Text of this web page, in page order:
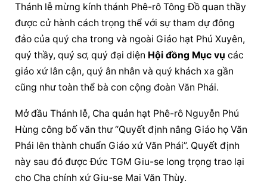
Thánh lễ mừng kính thánh Phê-rô Tông Đồ quan thầy
được cử hành cách trọng thể với sự tham dự đông
đảo của quý cha trong và ngoài Giáo hạt Phú Xuyên,
quý thầy, quý sơ, quý đại diện Hội đồng Mục vụ các
giáo xứ lân cận, quý ân nhân và quý khách xa gần
cũng như toàn thể bà con cộng đoàn Văn Phái.
Mở đầu Thánh lễ, Cha quản hạt Phê-rô Nguyễn Phú
Hùng công bố văn thư “Quyết định nâng Giáo họ Văn
Phái lên thành chuẩn Giáo xứ Văn Phái”. Quyết định
này sau đó được Đức TGM Giu-se long trọng trao lại
cho Cha chính xứ Giu-se Mai Văn Thùy.